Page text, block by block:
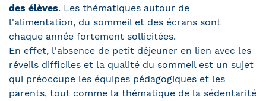
des élèves. Les thématiques autour de
l'alimentation, du sommeil et des écrans sont
chaque année fortement sollicitées.
En effet, l'absence de petit déjeuner en lien avec les
réveils difficiles et la qualité du sommeil est un sujet
qui préoccupe les équipes pédagogiques et les
parents, tout comme la thématique de la sédentarité